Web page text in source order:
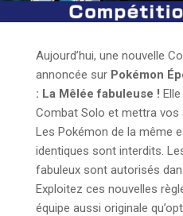
Aujourd’hui, une nouvelle
annoncée sur Pokémon
: La Mêlée fabuleuse !
Combat Solo et mettra vos
Les Pokémon de la même
identiques sont interdits.
fabuleux sont autorisés
Exploitez ces nouvelles
équipe aussi originale